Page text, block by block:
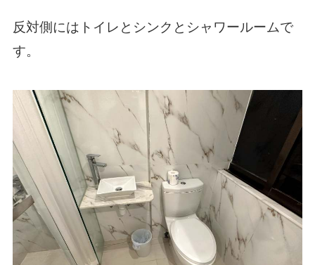
反対側にはトイレとシンクとシャワールームで
す。